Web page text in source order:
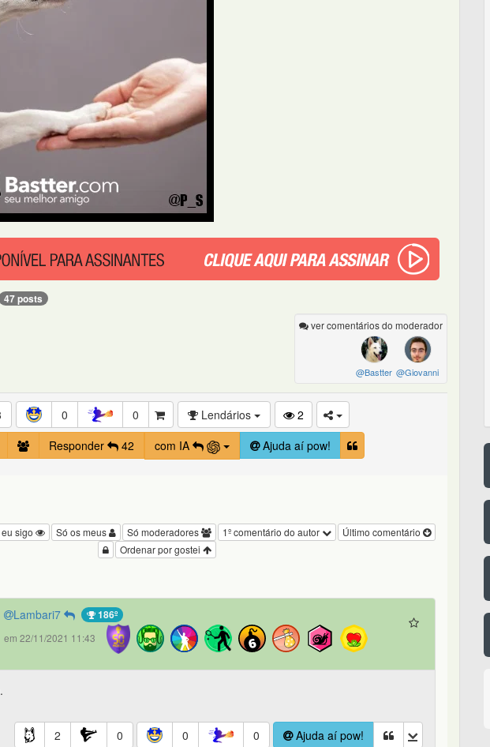
47 posts
ver comentários do moderador
@Giovanni
@Bastter
0 0 Lendários
2
Responder
42 com IA Ajuda aí pow!
Último comentário
1º comentário do autor
Só moderadores
Só os meus
sigo
Ordenar por gostei
Lambari7 186º
em 22/11/2021 11:43
2 0 0 0 Ajuda aí pow!